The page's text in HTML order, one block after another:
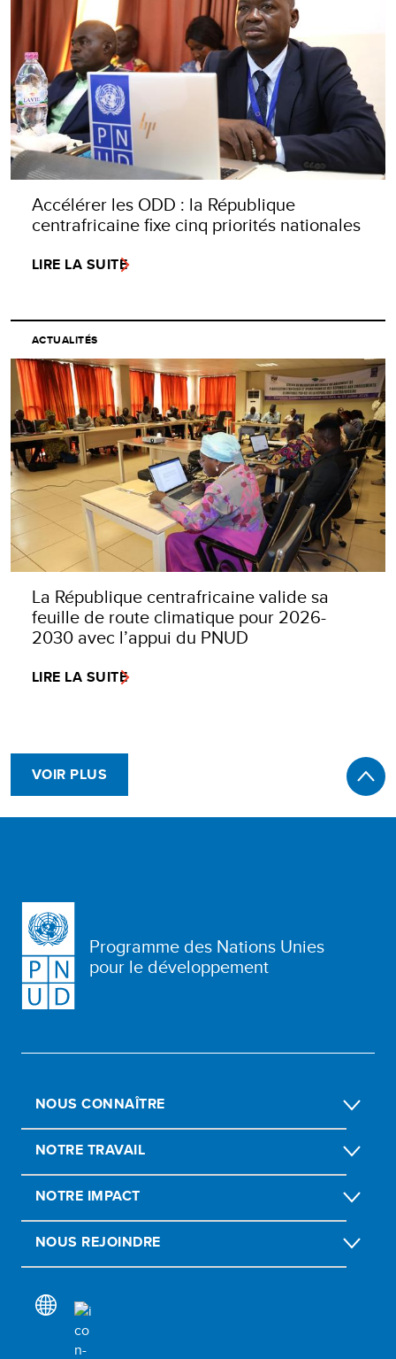
Accélérer les ODD : la République
centrafricaine fixe cinq priorités nationales
LIRE LA SUITE
ACTUALITÉS
La République centrafricaine valide sa
feuille de route climatique pour 2026-
2030 avec l’appui du PNUD
LIRE LA SUITE
VOIR PLUS
Programme des Nations Unies
pour le développement
NOUS CONNAÎTRE
NOTRE TRAVAIL
NOTRE IMPACT
NOUS REJOINDRE